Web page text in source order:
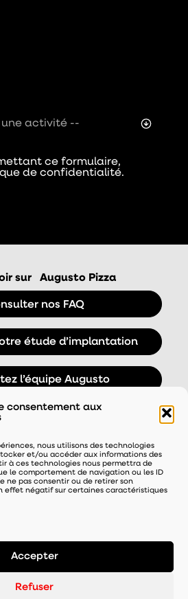
consentement aux
nous utilisons des technologies
et/ou accéder aux informations des
à ces technologies nous permettra de
le comportement de navigation ou les ID
ne pas consentir ou de retirer son
effet négatif sur certaines caractéristiques
Accepter
Refuser
une activité --
ce formulaire,
de confidentialité.
sur Augusto Pizza
nos FAQ
étude d’implantation
l’équipe Augusto
légales
-